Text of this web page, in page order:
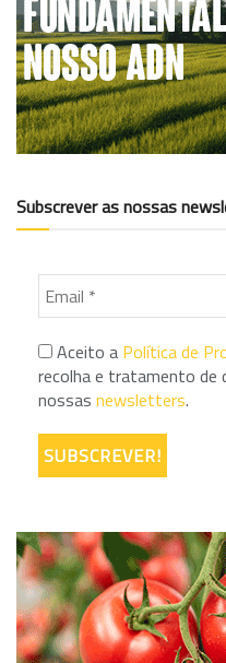
Subscrever as nossas
Aceito a Política de
recolha e tratamento de
nossas newsletters.